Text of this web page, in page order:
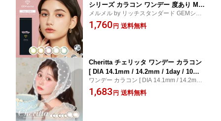
シリーズ カラコン ワンデー 度あり Mer
Mer by RICH STANDARD Gem series
メルメル ジェムシリーズ カラーコンタ
メルメル by リッチスタンダード GEMシリ
ーズ！高発色×小さめで瞳の抜け感UP！
1,760 円 送料無料
Cheritta チェリッタ ワンデー カラコン
[ DIA 14.1mm / 14.2mm / 1day / 10枚 ]
1日使い捨て カラーコンタクト カラーコ
ンタクトレンズ 度あり 度なし 新色 UV
ワンデー カラコン [ DIA 14.1mm / 14.2mm /
1day / 10枚 ] 1日使い捨て カラーコンタク
ト カラーコンタクトレンズ 度あり 度なし
1,683 円 送料無料